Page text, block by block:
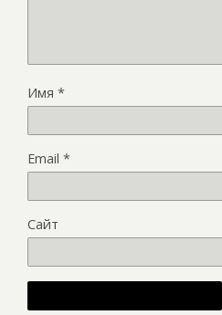
Имя *
Email *
Сайт